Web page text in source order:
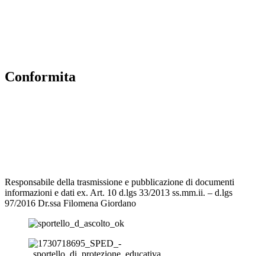
Conformita
Responsabile della trasmissione e pubblicazione di documenti
informazioni e dati ex. Art. 10 d.lgs 33/2013 ss.mm.ii. – d.lgs
97/2016 Dr.ssa Filomena Giordano